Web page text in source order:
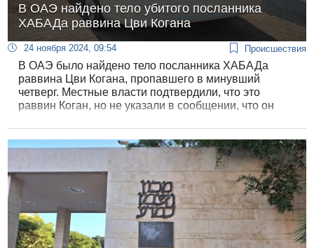
В ОАЭ найдено тело убитого посланника
ХАБАДа раввина Цви Когана
24 ноября 2024, 09:54 Происшествия
В ОАЭ было найдено тело посланника ХАБАДа
раввина Цви Когана, пропавшего в минувший
четверг. Местные власти подтвердили, что это
раввин Коган, но не указали в сообщении, что он